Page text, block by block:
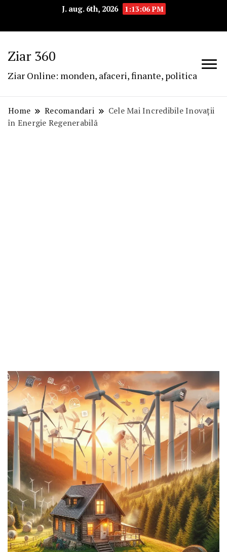
J. aug. 6th, 2026 1:13:08 PM
Ziar 360
Ziar Online: monden, afaceri, finante, politica
Home Recomandari
Cele Mai Incredibile Inovații
în Energie Regenerabilă